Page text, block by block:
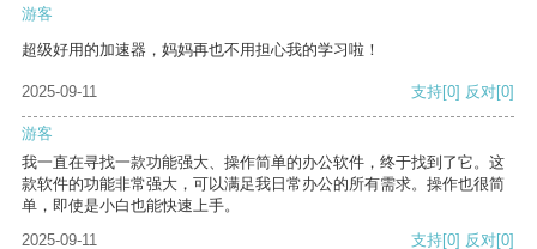
游客
超级好用的加速器，妈妈再也不用担心我的学习啦！
2025-09-11 支持[0] 反对[0]
游客
我一直在寻找一款功能强大、操作简单的办公软件，终于找到了它。这
款软件的功能非常强大，可以满足我日常办公的所有需求。操作也很简
单，即使是小白也能快速上手。
2025-09-11
支持[0] 反对[0]